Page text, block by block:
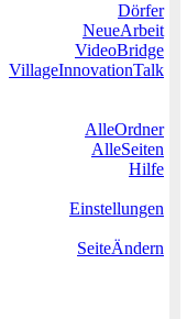
Dörfer
NeueArbeit
VideoBridge
VillageInnovationTalk
AlleOrdner
AlleSeiten
Hilfe
Einstellungen
SeiteÄndern